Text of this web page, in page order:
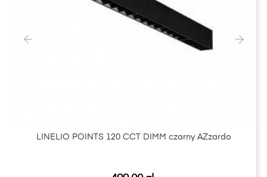
LINELIO POINTS 120 CCT DIMM czarny AZzardo